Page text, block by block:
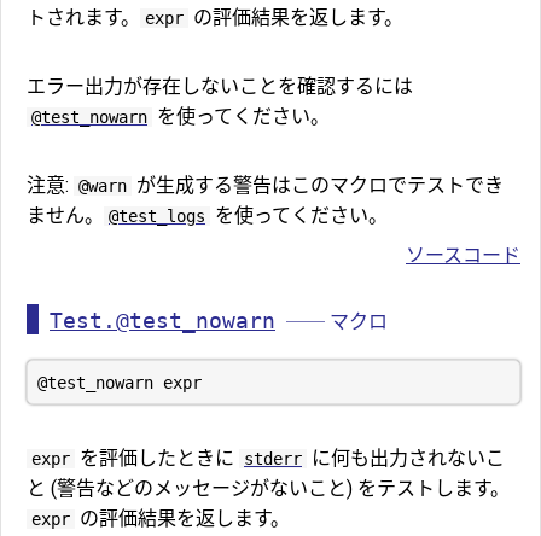
トされます。
expr の評価結果を返します。
エラー出力が存在しないことを確認するには
@test_nowarn を使ってください。
注意: @warn が生成する警告はこのマクロでテストでき
ません。
@test_logs
を使ってください。
ソースコード
Test.@test_nowarn ── マクロ
expr を評価したときに stderr
に何も出力されないこ
と (警告などのメッセージがないこと) をテストします。
expr の評価結果を返します。